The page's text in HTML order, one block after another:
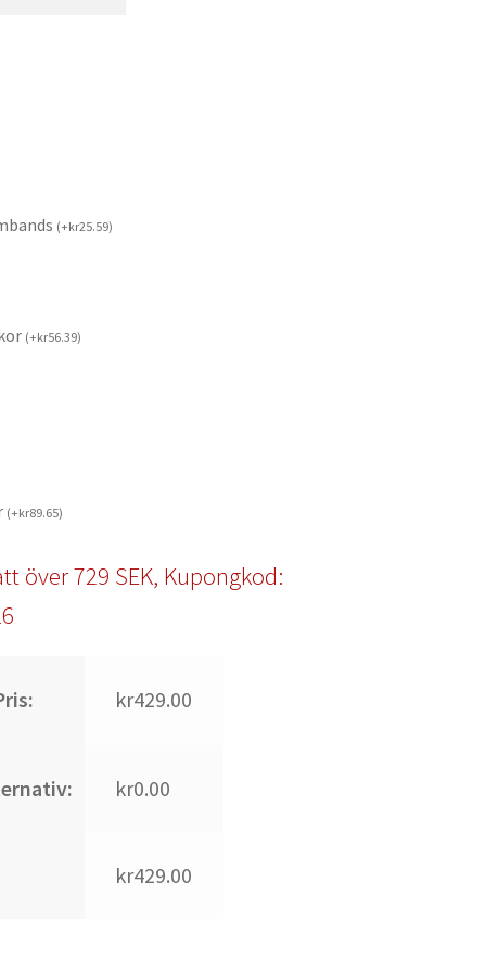
(+kr25.59)
(+kr56.39)
(+kr89.65)
över 729 SEK, Kupongkod:
kr429.00
kr0.00
kr429.00